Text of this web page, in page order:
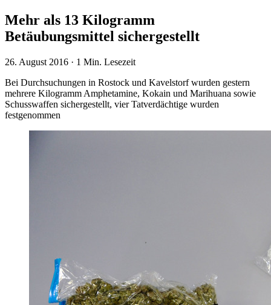
Mehr als 13 Kilogramm
Betäubungsmittel sichergestellt
26. August 2016 · 1 Min. Lesezeit
Bei Durchsuchungen in Rostock und Kavelstorf wurden gestern
mehrere Kilogramm Amphetamine, Kokain und Marihuana sowie
Schusswaffen sichergestellt, vier Tatverdächtige wurden
festgenommen